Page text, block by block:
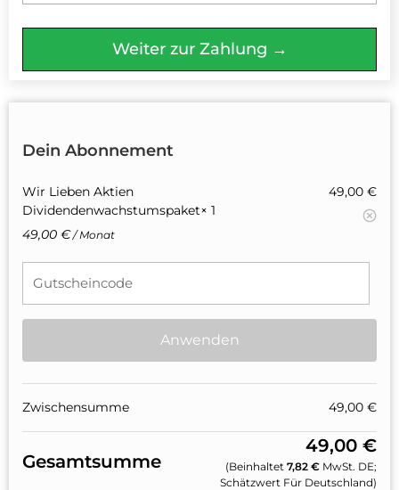
Weiter zur Zahlung →
Dein Abonnement
Wir Lieben Aktien
Dividendenwachstumspaket× 1
49,00 € / Monat
49,00 €
Gutscheincode
Anwenden
Zwischensumme 49,00 €
Gesamtsumme
49,00 €
(beinhaltet 7,82 € MwSt. DE;
Schätzwert Für Deutschland)